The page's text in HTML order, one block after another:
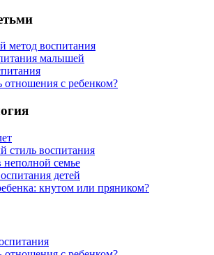
метод воспитания
малышей
отношения с ребенком?
стиль воспитания
неполной семье
детей
кнутом или пряником?